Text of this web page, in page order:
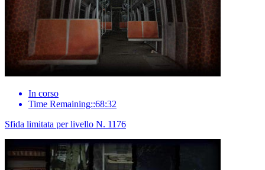
In corso
Time Remaining::68:32
Sfida limitata per livello N. 1176